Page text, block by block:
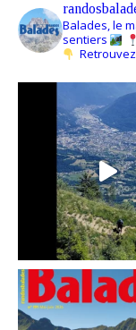
Balades, le
sentiers